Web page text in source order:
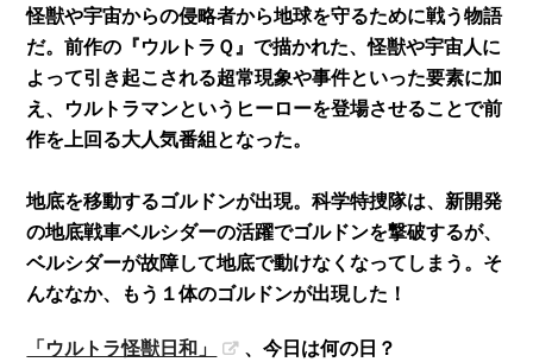
怪獣や宇宙からの侵略者から地球を守るために戦う物語
だ。前作の『ウルトラＱ』で描かれた、怪獣や宇宙人に
よって引き起こされる超常現象や事件といった要素に加
え、ウルトラマンというヒーローを登場させることで前
作を上回る大人気番組となった。
地底を移動するゴルドンが出現。科学特捜隊は、新開発
の地底戦車ベルシダーの活躍でゴルドンを撃破するが、
ベルシダーが故障して地底で動けなくなってしまう。そ
んななか、もう１体のゴルドンが出現した！
「ウルトラ怪獣日和」
、今日は何の日？